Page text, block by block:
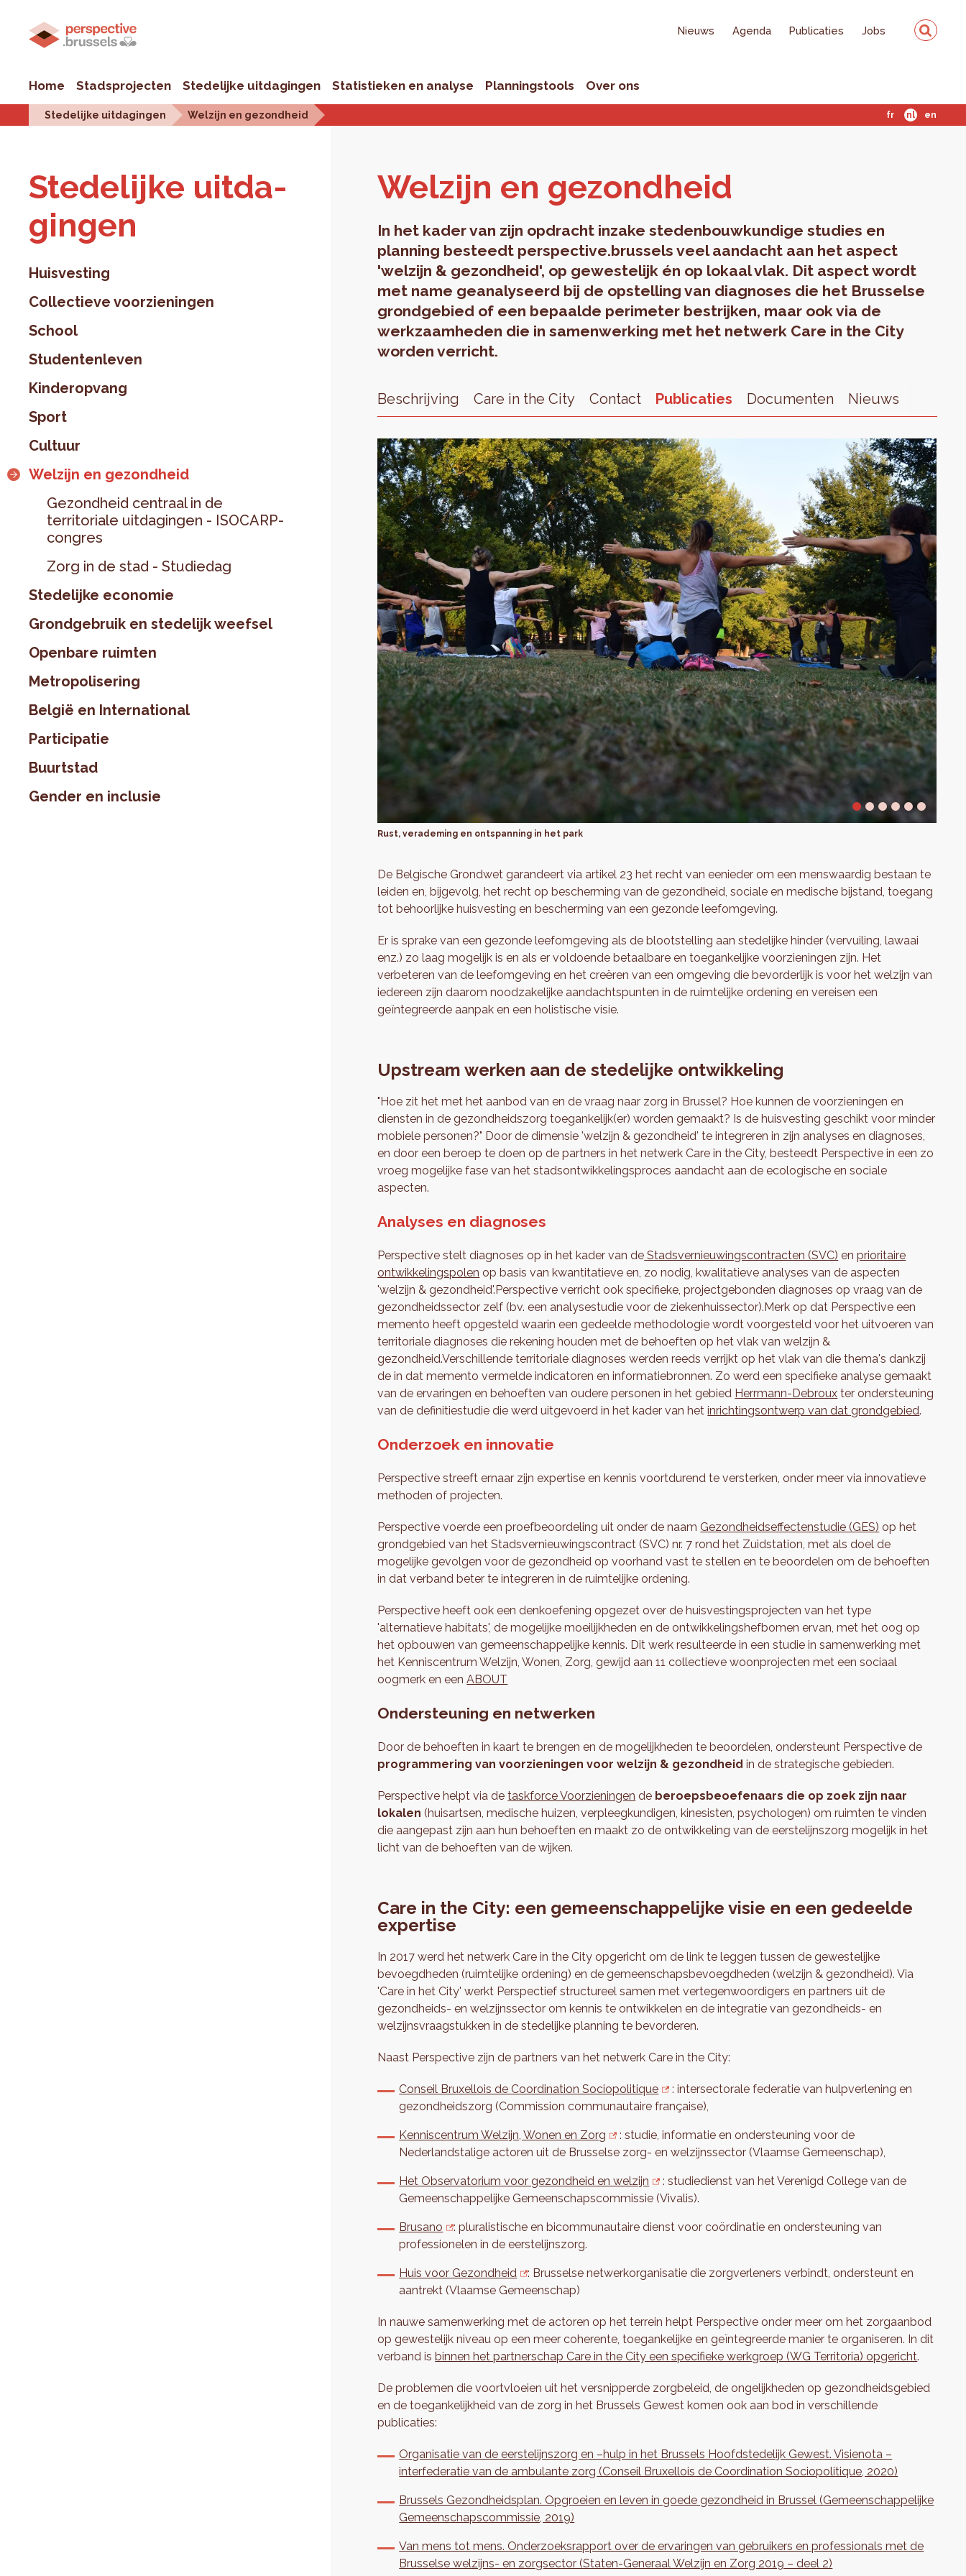
Nieuws Agenda Publicaties Jobs
Home Stadsprojecten Stedelijke uitdagingen Statistieken en analyse Planningstools Over ons
Stedelijke uitdagingen Welzijn en gezondheid fr nl en
Ste­de­lij­ke uit­da­
gin­gen
Huisvesting
Collectieve voorzieningen
School
Studentenleven
Kinderopvang
Sport
Cultuur
Welzijn en gezondheid
Gezondheid centraal in de
territoriale uitdagingen - ISOCARP-
congres
Zorg in de stad - Studiedag
Stedelijke economie
Grondgebruik en stedelijk weefsel
Openbare ruimten
Metropolisering
België en International
Participatie
Buurtstad
Gender en inclusie
Wel­zijn en ge­zond­heid
In het kader van zijn opdracht inzake stedenbouwkundige studies en
planning besteedt perspective.brussels veel aandacht aan het aspect
'welzijn & gezondheid', op gewestelijk én op lokaal vlak. Dit aspect wordt
met name geanalyseerd bij de opstelling van diagnoses die het Brusselse
grondgebied of een bepaalde perimeter bestrijken, maar ook via de
werkzaamheden die in samenwerking met het netwerk Care in the City
worden verricht.
Beschrijving Care in the City Contact Publicaties Documenten Nieuws
Rust, verademing en ontspanning in het park
De Belgische Grondwet garandeert via artikel 23 het recht van eenieder om een menswaardig bestaan te
leiden en, bijgevolg, het recht op bescherming van de gezondheid, sociale en medische bijstand, toegang
tot behoorlijke huisvesting en bescherming van een gezonde leefomgeving.
Er is sprake van een gezonde leefomgeving als de blootstelling aan stedelijke hinder (vervuiling, lawaai
enz.) zo laag mogelijk is en als er voldoende betaalbare en toegankelijke voorzieningen zijn. Het
verbeteren van de leefomgeving en het creëren van een omgeving die bevorderlijk is voor het welzijn van
iedereen zijn daarom noodzakelijke aandachtspunten in de ruimtelijke ordening en vereisen een
geïntegreerde aanpak en een holistische visie.
Upstream werken aan de stedelijke ontwikkeling
"Hoe zit het met het aanbod van en de vraag naar zorg in Brussel? Hoe kunnen de voorzieningen en
diensten in de gezondheidszorg toegankelijk(er) worden gemaakt? Is de huisvesting geschikt voor minder
mobiele personen?" Door de dimensie 'welzijn & gezondheid' te integreren in zijn analyses en diagnoses,
en door een beroep te doen op de partners in het netwerk Care in the City, besteedt Perspective in een zo
vroeg mogelijke fase van het stadsontwikkelingsproces aandacht aan de ecologische en sociale
aspecten.
Analyses en diagnoses
Perspective stelt diagnoses op in het kader van de Stadsvernieuwingscontracten (SVC) enprioritaire
ontwikkelingspolen op basis van kwantitatieve en, zo nodig, kwalitatieve analyses van de aspecten
'welzijn & gezondheid'.Perspective verricht ook specifieke, projectgebonden diagnoses op vraag van de
gezondheidssector zelf (bv. een analysestudie voor de ziekenhuissector).Merk op dat Perspective een
memento heeft opgesteld waarin een gedeelde methodologie wordt voorgesteld voor het uitvoeren van
territoriale diagnoses die rekening houden met de behoeften op het vlak van welzijn &
gezondheid.Verschillende territoriale diagnoses werden reeds verrijkt op het vlak van die thema's dankzij
de in dat memento vermelde indicatoren en informatiebronnen. Zo werd een specifieke analyse gemaakt
van de ervaringen en behoeften van oudere personen in het gebied Herrmann-Debroux ter ondersteuning
van de definitiestudie die werd uitgevoerd in het kader van hetinrichtingsontwerp van dat grondgebied.
Onderzoek en innovatie
Perspective streeft ernaar zijn expertise en kennis voortdurend te versterken, onder meer via innovatieve
methoden of projecten.
Perspective voerde een proefbeoordeling uit onder de naam Gezondheidseffectenstudie (GES) op het
grondgebied van het Stadsvernieuwingscontract (SVC) nr. 7 rond het Zuidstation, met als doel de
mogelijke gevolgen voor de gezondheid op voorhand vast te stellen en te beoordelen om de behoeften
in dat verband beter te integreren in de ruimtelijke ordening.
Perspective heeft ook een denkoefening opgezet over de huisvestingsprojecten van het type
'alternatieve habitats', de mogelijke moeilijkheden en de ontwikkelingshefbomen ervan, met het oog op
het opbouwen van gemeenschappelijke kennis. Dit werk resulteerde in een studie in samenwerking met
het Kenniscentrum Welzijn, Wonen, Zorg, gewijd aan 11 collectieve woonprojecten met een sociaal
oogmerk en eenABOUT
Ondersteuning en netwerken
Door de behoeften in kaart te brengen en de mogelijkheden te beoordelen, ondersteunt Perspective de
programmering van voorzieningen voor welzijn & gezondheid in de strategische gebieden.
Perspective helpt via detaskforce Voorzieningen de beroepsbeoefenaars die op zoek zijn naar
lokalen (huisartsen, medische huizen, verpleegkundigen, kinesisten, psychologen) om ruimten te vinden
die aangepast zijn aan hun behoeften en maakt zo de ontwikkeling van de eerstelijnszorg mogelijk in het
licht van de behoeften van de wijken.
Care in the City: een gemeenschappelijke visie en een gedeelde
expertise
In 2017 werd het netwerk Care in the City opgericht om de link te leggen tussen de gewestelijke
bevoegdheden (ruimtelijke ordening) en de gemeenschapsbevoegdheden (welzijn & gezondheid). Via
'Care in het City' werkt Perspectief structureel samen met vertegenwoordigers en partners uit de
gezondheids- en welzijnssector om kennis te ontwikkelen en de integratie van gezondheids- en
welzijnsvraagstukken in de stedelijke planning te bevorderen.
Naast Perspective zijn de partners van het netwerk Care in the City:
Conseil Bruxellois de Coordination Sociopolitique
: intersectorale federatie van hulpverlening en
gezondheidszorg (Commission communautaire française),
Kenniscentrum Welzijn, Wonen en Zorg
: studie, informatie en ondersteuning voor de
Nederlandstalige actoren uit de Brusselse zorg- en welzijnssector (Vlaamse Gemeenschap),
Het Observatorium voor gezondheid en welzijn
: studiedienst van het Verenigd College van de
Gemeenschappelijke Gemeenschapscommissie (Vivalis).
Brusano
: pluralistische en bicommunautaire dienst voor coördinatie en ondersteuning van
professionelen in de eerstelijnszorg.
Huis voor Gezondheid
: Brusselse netwerkorganisatie die zorgverleners verbindt, ondersteunt en
aantrekt (Vlaamse Gemeenschap)
In nauwe samenwerking met de actoren op het terrein helpt Perspective onder meer om het zorgaanbod
op gewestelijk niveau op een meer coherente, toegankelijke en geïntegreerde manier te organiseren. In dit
verband isbinnen het partnerschap Care in the City een specifieke werkgroep (WG Territoria) opgericht.
De problemen die voortvloeien uit het versnipperde zorgbeleid, de ongelijkheden op gezondheidsgebied
en de toegankelijkheid van de zorg in het Brussels Gewest komen ook aan bod in verschillende
publicaties:
Organisatie van de eerstelijnszorg en –hulp in het Brussels Hoofdstedelijk Gewest. Visienota –
interfederatie van de ambulante zorg (Conseil Bruxellois de Coordination Sociopolitique, 2020)
Brussels Gezondheidsplan. Opgroeien en leven in goede gezondheid in Brussel (Gemeenschappelijke
Gemeenschapscommissie, 2019)
Van mens tot mens. Onderzoeksrapport over de ervaringen van gebruikers en professionals met de
Brusselse welzijns- en zorgsector (Staten-Generaal Welzijn en Zorg 2019 – deel 2)